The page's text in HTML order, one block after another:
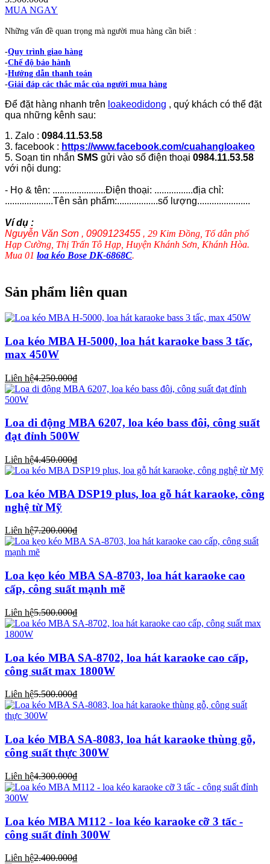
MUA NGAY
Những vấn đề quan trọng mà người mua hàng cần biết :
-Quy trình giao hàng
-Chế độ bảo hành
-Hướng dẫn thanh toán
-Giải đáp các thắc mắc của người mua hàng
Để đặt hàng nhanh trên loakeodidong , quý khách có thể đặt
qua những kênh sau:
1. Zalo : 0984.11.53.58
3. facebook : https://www.facebook.com/cuahangloakeo
5. Soạn tin nhắn SMS gửi vào số điện thoại 0984.11.53.58
với nội dung:
- Họ & tên: ......................Điện thoại: ................địa chỉ:
....................Tên sản phẩm:.................số lượng......................
Ví dụ :
Nguyễn Văn Sơn , 0909123455 , 29 Kim Đồng, Tổ dân phố
Hạp Cường, Thị Trấn Tô Hạp, Huyện Khánh Sơn, Khánh Hòa.
Mua 01 loa kéo Bose DK-6868C.
Sản phẩm liên quan
Loa kéo MBA H-5000, loa hát karaoke bass 3 tấc,
max 450W
Liên hệ4.250.000₫
Loa di động MBA 6207, loa kéo bass đôi, công suất
đạt đỉnh 500W
Liên hệ4.450.000₫
Loa kéo MBA DSP19 plus, loa gỗ hát karaoke, công
nghệ từ Mỹ
Liên hệ7.200.000₫
Loa kẹo kéo MBA SA-8703, loa hát karaoke cao
cấp, công suất mạnh mẽ
Liên hệ5.500.000₫
Loa kéo MBA SA-8702, loa hát karaoke cao cấp,
công suất max 1800W
Liên hệ5.500.000₫
Loa kéo MBA SA-8083, loa hát karaoke thùng gỗ,
công suất thực 300W
Liên hệ4.300.000₫
Loa kéo MBA M112 - loa kéo karaoke cỡ 3 tấc -
công suất đỉnh 300W
Liên hệ2.400.000₫